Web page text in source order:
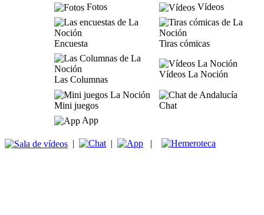
Fotos
Vídeos
Encuesta Tiras cómicas
Las Columnas
Vídeos La Noción
Mini juegos
Chat
App
| | |